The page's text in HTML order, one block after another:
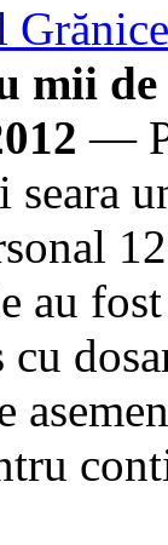
mii
—
au